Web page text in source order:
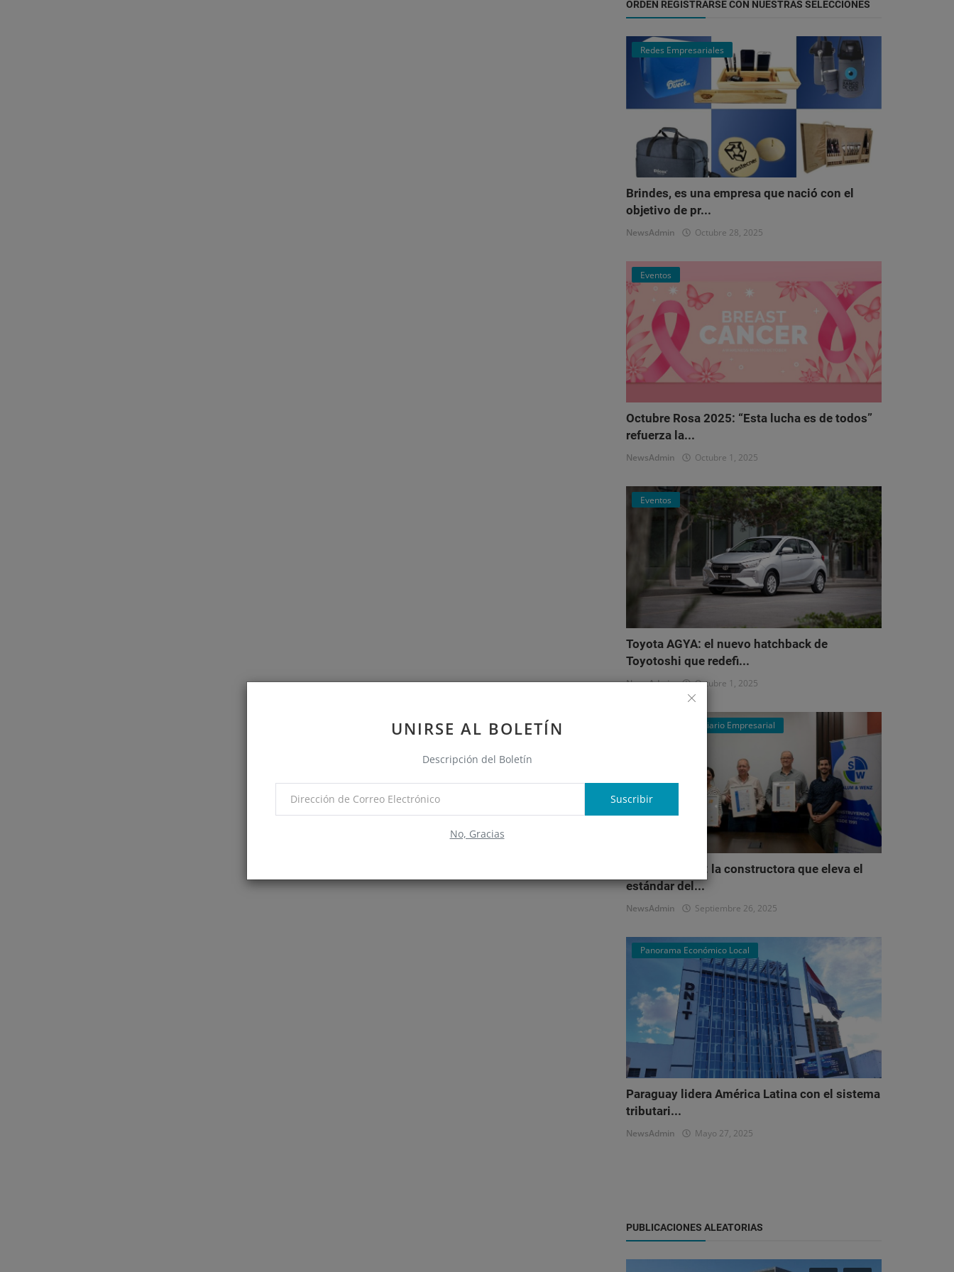
UNIRSE AL BOLETÍN
Descripción del Boletín
Suscribir
No, Gracias
ORDEN REGISTRARSE CON NUESTRAS SELECCIONES
Redes Empresariales
Brindes, es una empresa que nació con el
objetivo de pr...
NewsAdmin Octubre 28, 2025
Eventos
Octubre Rosa 2025: “Esta lucha es de todos”
refuerza la...
NewsAdmin Octubre 1, 2025
Eventos
Toyota AGYA: el nuevo hatchback de
Toyotoshi que redefi...
NewsAdmin Octubre 1, 2025
Mercado Inmobiliario Empresarial
Salum & Wenz: la constructora que eleva el
estándar del...
NewsAdmin Septiembre 26, 2025
Panorama Económico Local
Paraguay lidera América Latina con el sistema
tributari...
NewsAdmin Mayo 27, 2025
PUBLICACIONES ALEATORIAS